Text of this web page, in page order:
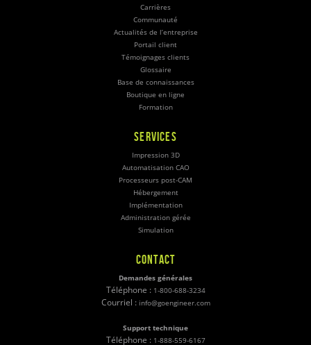
Carrières
Communauté
Actualités de l’entreprise
Portail client
Témoignages clients
Glossaire
Base de connaissances
Boutique en ligne
Formation
SERVICES
Impression 3D
Automatisation CAO
Processeurs post-CAM
Hébergement
Implémentation
Administration gérée
Simulation
CONTACT
Demandes générales
Téléphone : 1-800-688-3234
Courriel : info@goengineer.com
Support technique
Téléphone : 1-888-559-6167